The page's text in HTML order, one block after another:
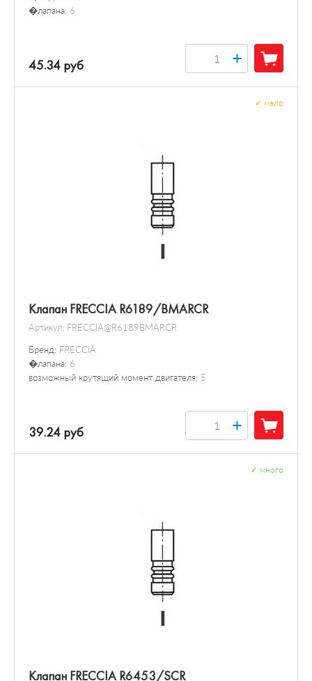
�лапана: 6
45.34 руб +
Клапан FRECCIA R6189/BMARCR
Артикул: FRECCIA@R6189BMARCR
Бренд: FRECCIA
�лапана: 6
возможный крутящий момент двигателя: 5
мало
39.24 руб +
Клапан FRECCIA R6453/SCR
много